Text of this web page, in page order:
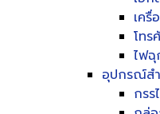
เครื่
โทร
ไฟฉุ
อุปกรณ์ส
กรร